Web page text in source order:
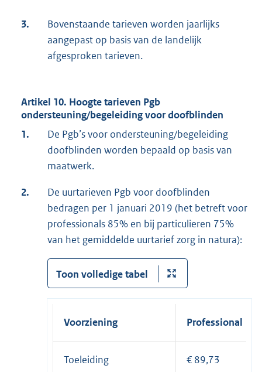
3.
Bovenstaande tarieven worden jaarlijks
aangepast op basis van de landelijk
afgesproken tarieven.
Artikel 10. Hoogte tarieven Pgb
ondersteuning/begeleiding voor doofblinden
1.
De Pgb’s voor ondersteuning/begeleiding
doofblinden worden bepaald op basis van
maatwerk.
2.
De uurtarieven Pgb voor doofblinden
bedragen per 1 januari 2019 (het betreft voor
professionals 85% en bij particulieren 75%
van het gemiddelde uurtarief zorg in natura):
Toon volledige tabel
Voorziening Professional
Toeleiding € 89,73